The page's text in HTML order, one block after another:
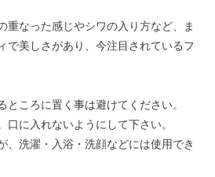
重なった感じやシワの入り方など、ま
で美しさがあり、今注目されているフ
ところに置く事は避けてください。
口に入れないようにして下さい。
、洗濯・入浴・洗顔などには使用でき